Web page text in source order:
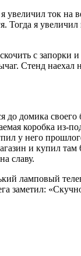
ток на
я увеличил
с запорки
Стенд наехал
домика
коробка из-
у него
и купил
славу.
ламповый
заметил: